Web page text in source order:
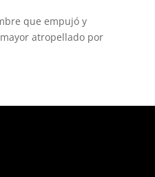
que empujó y
atropellado por